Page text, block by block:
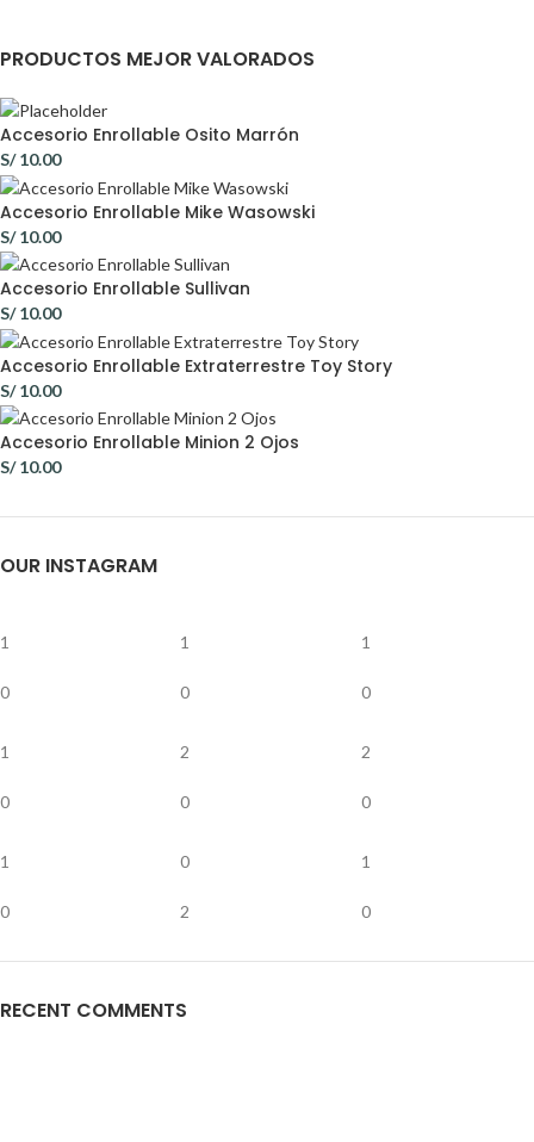
PRODUCTOS MEJOR VALORADOS
Accesorio Enrollable Osito Marrón
S/10.00
Accesorio Enrollable Mike Wasowski
S/10.00
Accesorio Enrollable Sullivan
S/10.00
Accesorio Enrollable Extraterrestre Toy Story
S/10.00
Accesorio Enrollable Minion 2 Ojos
S/10.00
OUR INSTAGRAM
1
0
1
0
1
0
1
0
2
0
2
0
1
0
0
2
1
0
RECENT COMMENTS